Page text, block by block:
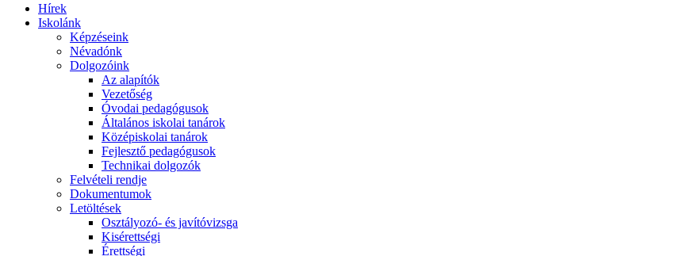
Hírek
Iskolánk
Képzéseink
Névadónk
Dolgozóink
Az alapítók
Vezetőség
Óvodai pedagógusok
Általános iskolai tanárok
Középiskolai tanárok
Fejlesztő pedagógusok
Technikai dolgozók
Felvételi rendje
Dokumentumok
Letöltések
Osztályozó- és javítóvizsga
Kisérettségi
Érettségi